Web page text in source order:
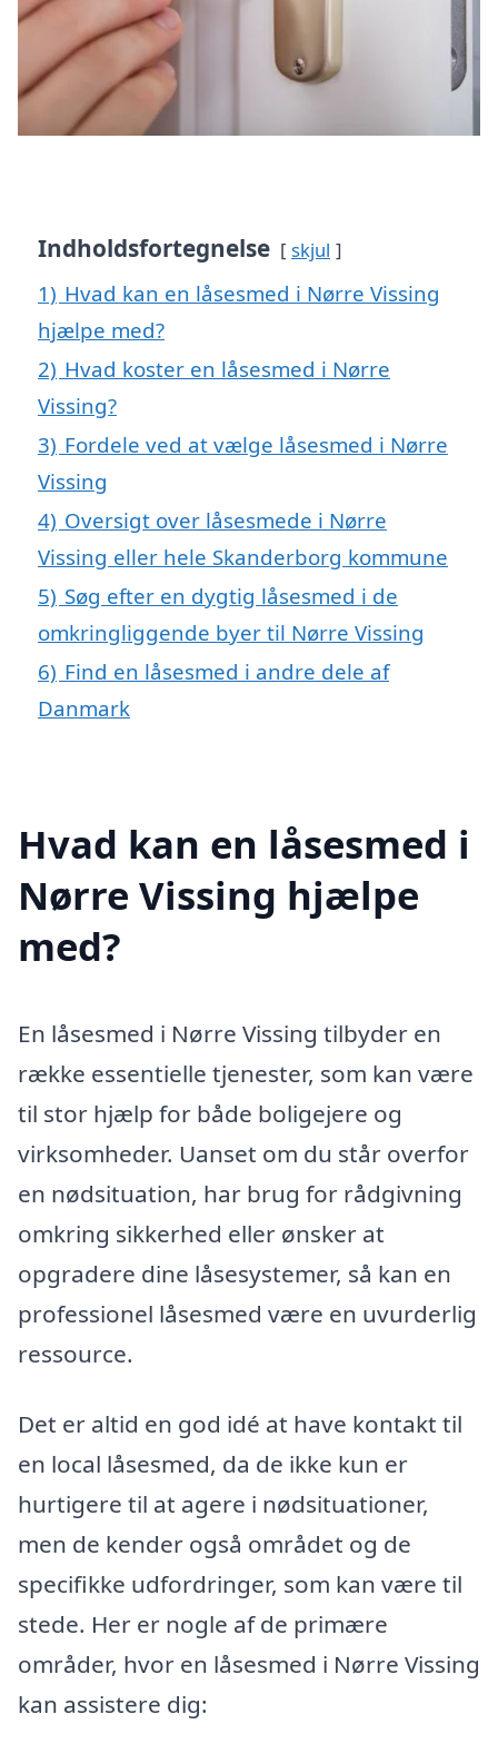
Indholdsfortegnelse skjul
1) Hvad kan en låsesmed i Nørre Vissing
hjælpe med?
2) Hvad koster en låsesmed i Nørre
Vissing?
3) Fordele ved at vælge låsesmed i Nørre
Vissing
4) Oversigt over låsesmede i Nørre
Vissing eller hele Skanderborg kommune
5) Søg efter en dygtig låsesmed i de
omkringliggende byer til Nørre Vissing
6) Find en låsesmed i andre dele af
Danmark
Hvad kan en låsesmed i
Nørre Vissing hjælpe
med?
En låsesmed i Nørre Vissing tilbyder en
række essentielle tjenester, som kan være
til stor hjælp for både boligejere og
virksomheder. Uanset om du står overfor
en nødsituation, har brug for rådgivning
omkring sikkerhed eller ønsker at
opgradere dine låsesystemer, så kan en
professionel låsesmed være en uvurderlig
ressource.
Det er altid en god idé at have kontakt til
en local låsesmed, da de ikke kun er
hurtigere til at agere i nødsituationer,
men de kender også området og de
specifikke udfordringer, som kan være til
stede. Her er nogle af de primære
områder, hvor en låsesmed i Nørre Vissing
kan assistere dig: